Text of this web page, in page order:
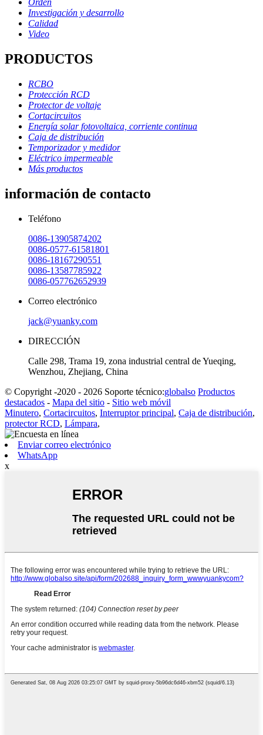
Orden
Investigación y desarrollo
Calidad
Video
PRODUCTOS
RCBO
Protección RCD
Protector de voltaje
Cortacircuitos
Energía solar fotovoltaica, corriente continua
Caja de distribución
Temporizador y medidor
Eléctrico impermeable
Más productos
información de contacto
Teléfono
0086-13905874202
0086-0577-61581801
0086-18167290551
0086-13587785922
0086-057762652939
Correo electrónico
jack@yuanky.com
DIRECCIÓN
Calle 298, Trama 19, zona industrial central de Yueqing,
Wenzhou, Zhejiang, China
© Copyright -2020 - 2026 Soporte técnico:globalso Productos
destacados - Mapa del sitio - Sitio web móvil
Minutero, Cortacircuitos, Interruptor principal, Caja de distribución,
protector RCD, Lámpara,
Enviar correo electrónico
WhatsApp
x